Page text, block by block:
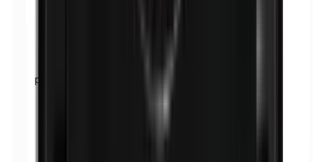
p-Propylparabene